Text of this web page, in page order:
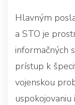
Hlavným
a STO je
informačných
prístup k
vojenskou